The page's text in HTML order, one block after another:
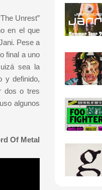
Unrest”
en el que
Pese a
final a uno
sea la
y definido,
dos o tres
algunos
Of Metal